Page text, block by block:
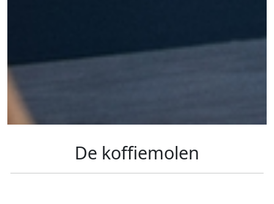
De koffiemolen